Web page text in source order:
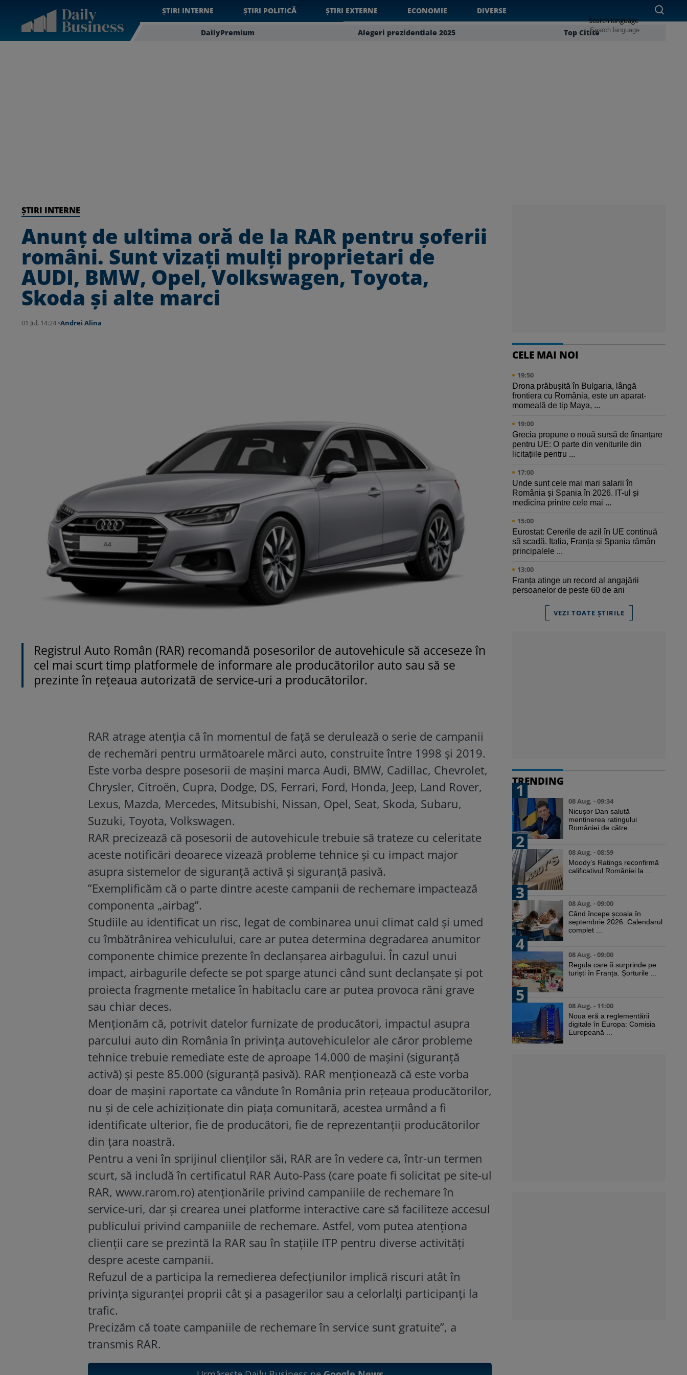
ȘTIRI INTERNE ȘTIRI POLITICĂ ȘTIRI EXTERNE ECONOMIE DIVERSE
DailyPremium Alegeri prezidentiale 2025 Top Citite
Search language
ȘTIRI INTERNE
Anunț de ultima oră de la RAR pentru șoferii
români. Sunt vizați mulți proprietari de
AUDI, BMW, Opel, Volkswagen, Toyota,
Skoda și alte marci
01 Jul, 14:24 •Andrei Alina
Registrul Auto Român (RAR) recomandă posesorilor de autovehicule să acceseze în
cel mai scurt timp platformele de informare ale producătorilor auto sau să se
prezinte în rețeaua autorizată de service-uri a producătorilor.
RAR atrage atenția că în momentul de față se derulează o serie de campanii
de rechemări pentru următoarele mărci auto, construite între 1998 și 2019.
Este vorba despre posesorii de mașini marca Audi, BMW, Cadillac, Chevrolet,
Chrysler, Citroën, Cupra, Dodge, DS, Ferrari, Ford, Honda, Jeep, Land Rover,
Lexus, Mazda, Mercedes, Mitsubishi, Nissan, Opel, Seat, Skoda, Subaru,
Suzuki, Toyota, Volkswagen.
RAR precizează că posesorii de autovehicule trebuie să trateze cu celeritate
aceste notificări deoarece vizează probleme tehnice și cu impact major
asupra sistemelor de siguranță activă și siguranță pasivă.
”Exemplificăm că o parte dintre aceste campanii de rechemare impactează
componenta „airbag”.
Studiile au identificat un risc, legat de combinarea unui climat cald și umed
cu îmbătrânirea vehiculului, care ar putea determina degradarea anumitor
componente chimice prezente în declanșarea airbagului. În cazul unui
impact, airbagurile defecte se pot sparge atunci când sunt declanșate și pot
proiecta fragmente metalice în habitaclu care ar putea provoca răni grave
sau chiar deces.
Menționăm că, potrivit datelor furnizate de producători, impactul asupra
parcului auto din România în privința autovehiculelor ale căror probleme
tehnice trebuie remediate este de aproape 14.000 de mașini (siguranță
activă) și peste 85.000 (siguranță pasivă). RAR menționează că este vorba
doar de mașini raportate ca vândute în România prin rețeaua producătorilor,
nu și de cele achiziționate din piața comunitară, acestea urmând a fi
identificate ulterior, fie de producători, fie de reprezentanții producătorilor
din țara noastră.
Pentru a veni în sprijinul clienților săi, RAR are în vedere ca, într-un termen
scurt, să includă în certificatul RAR Auto-Pass (care poate fi solicitat pe site-ul
RAR, www.rarom.ro) atenționările privind campaniile de rechemare în
service-uri, dar și crearea unei platforme interactive care să faciliteze accesul
publicului privind campaniile de rechemare. Astfel, vom putea atenționa
clienții care se prezintă la RAR sau în stațiile ITP pentru diverse activități
despre aceste campanii.
Refuzul de a participa la remedierea defecțiunilor implică riscuri atât în
privința siguranței proprii cât și a pasagerilor sau a celorlalți participanți la
trafic.
Precizăm că toate campaniile de rechemare în service sunt gratuite”, a
transmis RAR.
CELE MAI NOI
19:50
Drona prăbușită în Bulgaria, lângă
frontiera cu România, este un aparat-
momeală de tip Maya, ...
19:00
Grecia propune o nouă sursă de finanțare
pentru UE: O parte din veniturile din
licitațiile pentru ...
17:00
Unde sunt cele mai mari salarii în
România și Spania în 2026. IT-ul și
medicina printre cele mai ...
15:00
Eurostat: Cererile de azil în UE continuă
să scadă. Italia, Franța și Spania rămân
principalele ...
13:00
Franța atinge un record al angajării
persoanelor de peste 60 de ani
VEZI TOATE ȘTIRILE
TRENDING
1
08 Aug. - 09:34
Nicușor Dan salută
menținerea ratingului
României de către ...
2
08 Aug. - 08:59
Moody’s Ratings reconfirmă
calificativul României la ...
3
08 Aug. - 09:00
Când începe școala în
septembrie 2026. Calendarul
complet ...
4
08 Aug. - 09:00
Regula care îi surprinde pe
turiști în Franța. Șorturile ...
5
08 Aug. - 11:00
Noua eră a reglementării
digitale în Europa: Comisia
Europeană ...